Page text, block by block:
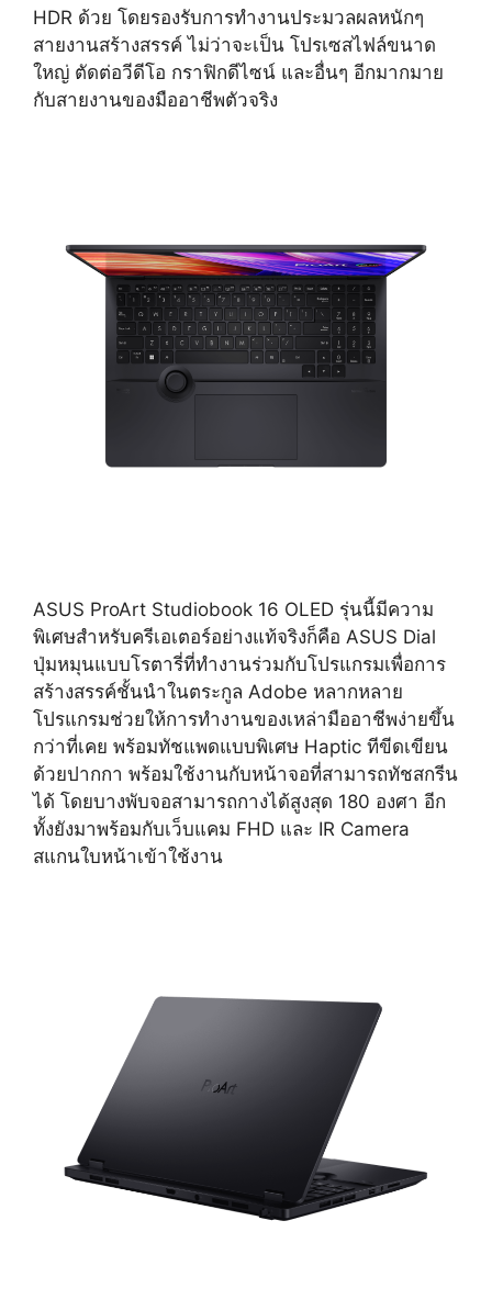
HDR ด้วย โดยรองรับการทำงานประมวลผลหนักๆ
สายงานสร้างสรรค์ ไม่ว่าจะเป็น โปรเซสไฟล์ขนาด
ใหญ่ ตัดต่อวีดีโอ กราฟิกดีไซน์ และอื่นๆ อีกมากมาย
กับสายงานของมืออาชีพตัวจริง
ASUS ProArt Studiobook 16 OLED รุ่นนี้มีความ
พิเศษสำหรับครีเอเตอร์อย่างแท้จริงก็คือ ASUS Dial
ปุ่มหมุนแบบโรตารี่ที่ทำงานร่วมกับโปรแกรมเพื่อการ
สร้างสรรค์ชั้นนำในตระกูล Adobe หลากหลาย
โปรแกรมช่วยให้การทำงานของเหล่ามืออาชีพง่ายขึ้น
กว่าที่เคย พร้อมทัชแพดแบบพิเศษ Haptic ทีขีดเขียน
ด้วยปากกา พร้อมใช้งานกับหน้าจอที่สามารถทัชสกรีน
ได้ โดยบางพับจอสามารถกางได้สูงสุด 180 องศา อีก
ทั้งยังมาพร้อมกับเว็บแคม FHD และ IR Camera
สแกนใบหน้าเข้าใช้งาน